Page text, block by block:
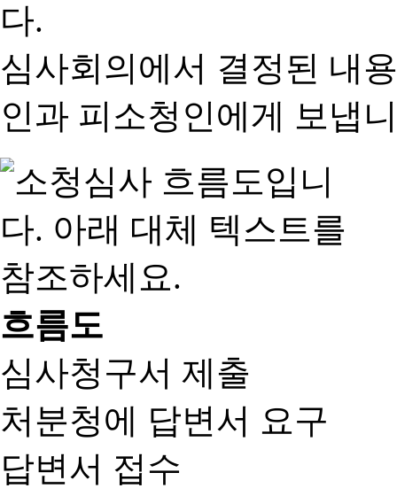
다.
심사회의에서 결정된 내
인과 피소청인에게 보냅
흐름도
심사청구서 제출
처분청에 답변서 요구
답변서 접수